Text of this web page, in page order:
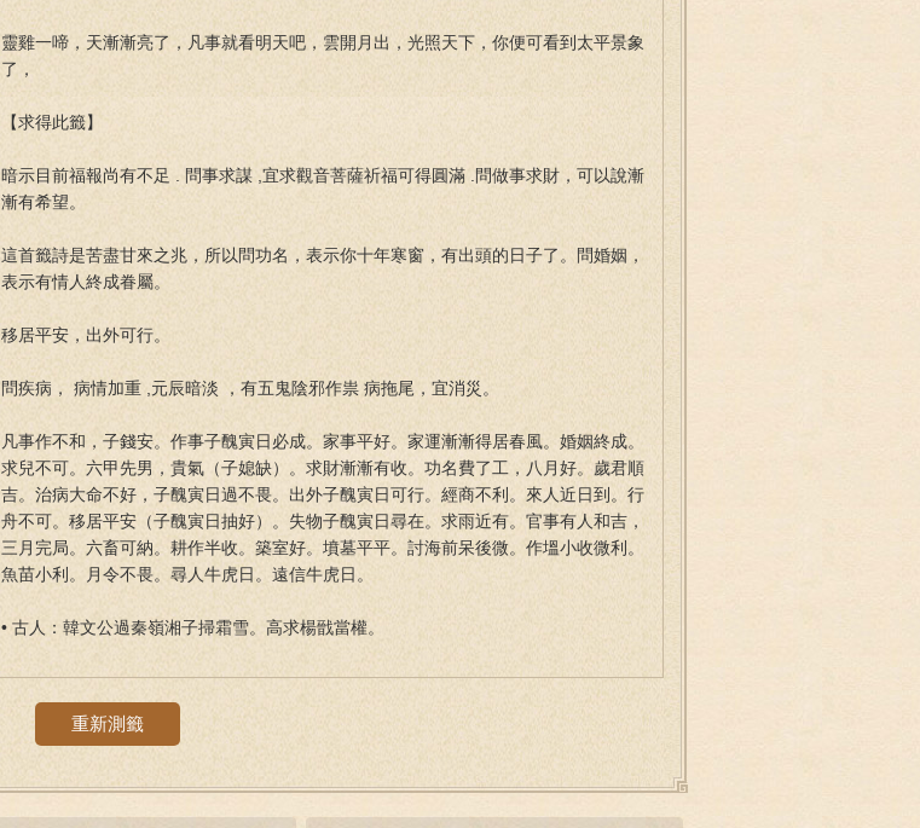
靈雞一啼，天漸漸亮了，凡事就看明天吧，雲開月出，光照天下，你便可看到太平景象
了，
【求得此籤】
暗示目前福報尚有不足 . 問事求謀 ,宜求觀音菩薩祈福可得圓滿 .問做事求財，可以說漸
漸有希望。
這首籤詩是苦盡甘來之兆，所以問功名，表示你十年寒窗，有出頭的日子了。問婚姻，
表示有情人終成眷屬。
移居平安，出外可行。
問疾病， 病情加重 ,元辰暗淡 ，有五鬼陰邪作祟 病拖尾，宜消災。
凡事作不和，子錢安。作事子醜寅日必成。家事平好。家運漸漸得居春風。婚姻終成。
求兒不可。六甲先男，貴氣（子媳缺）。求財漸漸有收。功名費了工，八月好。歲君順
吉。治病大命不好，子醜寅日過不畏。出外子醜寅日可行。經商不利。來人近日到。行
舟不可。移居平安（子醜寅日抽好）。失物子醜寅日尋在。求雨近有。官事有人和吉，
三月完局。六畜可納。耕作半收。築室好。墳墓平平。討海前呆後微。作塭小收微利。
魚苗小利。月令不畏。尋人牛虎日。遠信牛虎日。
• 古人：韓文公過秦嶺湘子掃霜雪。高求楊戩當權。
重新測籤